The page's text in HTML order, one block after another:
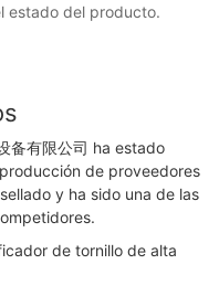
estado del producto.
备有限公司 ha estado
de proveedores
y ha sido una de las